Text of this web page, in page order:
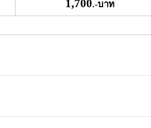
1,700.-บาท